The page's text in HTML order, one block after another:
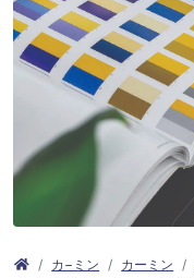
カ−ミン カーミン